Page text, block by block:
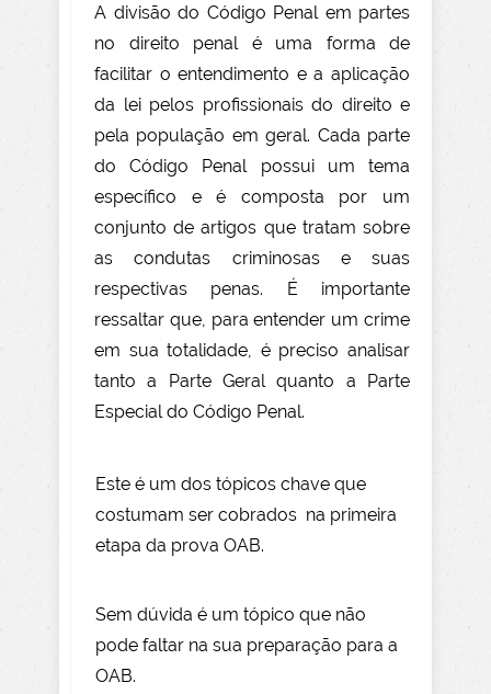
A divisão do Código Penal em partes
no direito penal é uma forma de
facilitar o entendimento e a aplicação
da lei pelos profissionais do direito e
pela população em geral. Cada parte
do Código Penal possui um tema
específico e é composta por um
conjunto de artigos que tratam sobre
as condutas criminosas e suas
respectivas penas. É importante
ressaltar que, para entender um crime
em sua totalidade, é preciso analisar
tanto a Parte Geral quanto a Parte
Especial do Código Penal.
Este é um dos tópicos chave que
costumam ser cobrados na primeira
etapa da prova OAB.
Sem dúvida é um tópico que não
pode faltar na sua preparação para a
OAB.